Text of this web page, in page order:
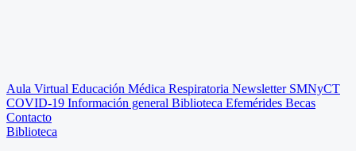
Aula Virtual Educación Médica Respiratoria Newsletter SMNyCT
COVID-19 Información general Biblioteca Efemérides Becas
Contacto
Biblioteca